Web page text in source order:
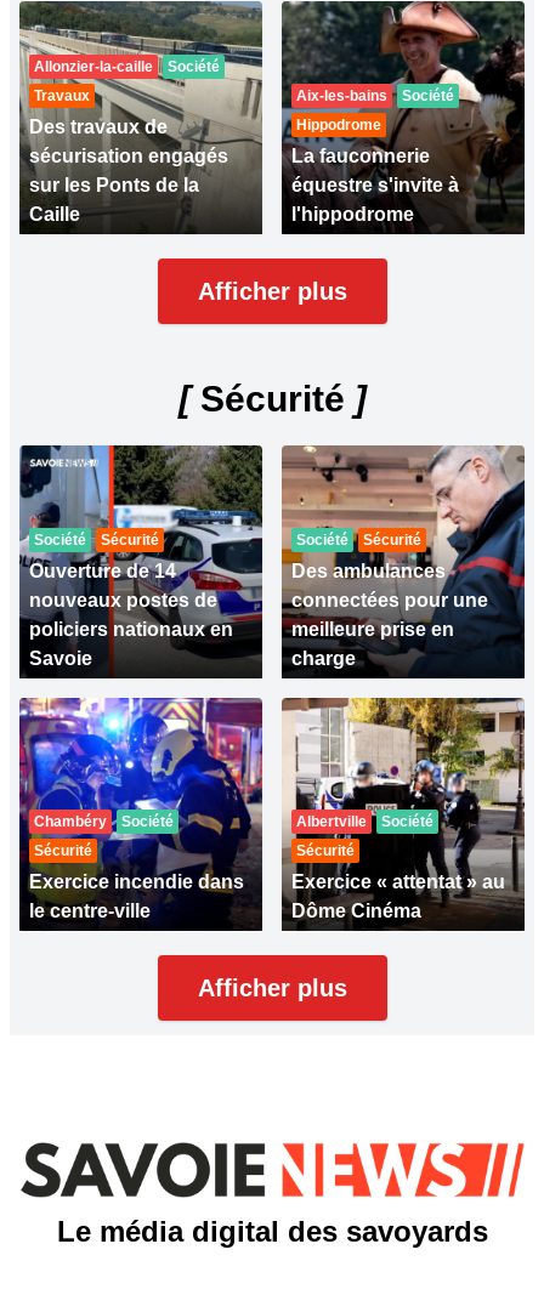
Allonzier-la-caille
Société
Travaux
Des travaux de
sécurisation engagés
sur les Ponts de la
Caille
Aix-les-bains
Société
Hippodrome
La fauconnerie
équestre s'invite à
l'hippodrome
Afficher plus
[Sécurité ]
Société Sécurité
Ouverture de 14
nouveaux postes de
policiers nationaux en
Savoie
Société Sécurité
Des ambulances
connectées pour une
meilleure prise en
charge
Chambéry
Société
Sécurité
Exercice incendie dans
le centre-ville
Albertville
Société
Sécurité
Exercice « attentat » au
Dôme Cinéma
Afficher plus
Le média digital des savoyards